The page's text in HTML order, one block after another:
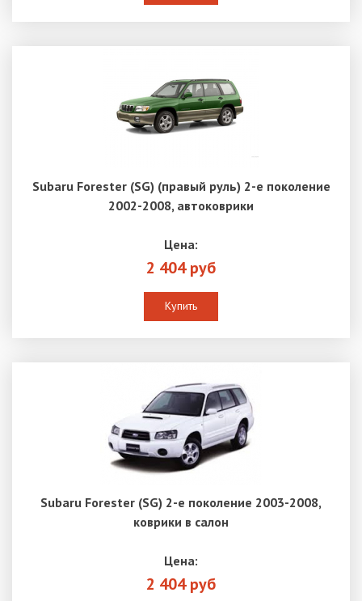
Subaru Forester (SG) (правый руль) 2-е поколение
2002-2008, автоковрики
Цена:
2 404 руб
Купить
Subaru Forester (SG) 2-е поколение 2003-2008,
коврики в салон
Цена:
2 404 руб